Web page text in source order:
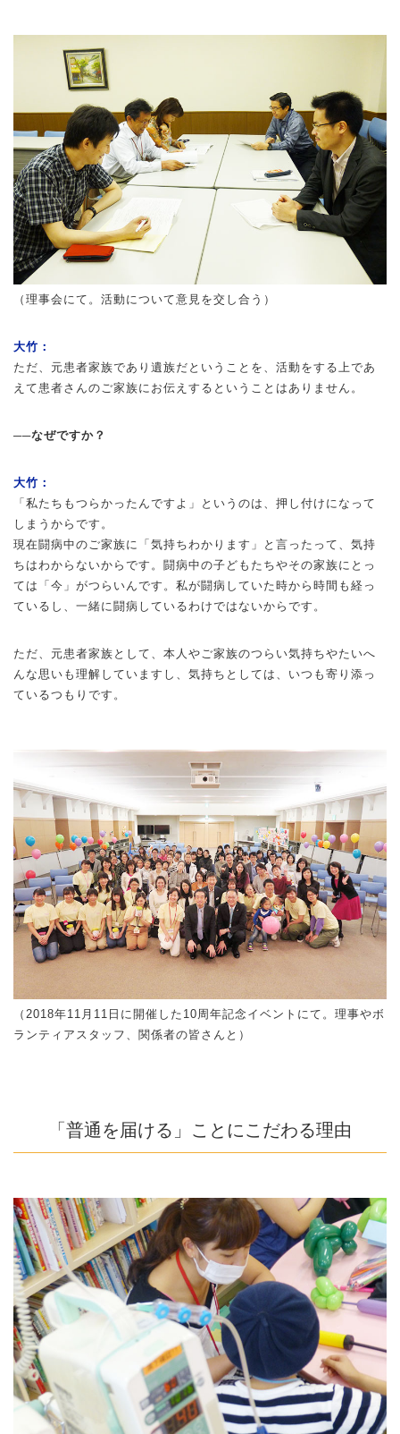
（理事会にて。活動について意見を交し合う）
大竹：
ただ、元患者家族であり遺族だということを、活動をする上であ
えて患者さんのご家族にお伝えするということはありません。
──なぜですか？
大竹：
「私たちもつらかったんですよ」というのは、押し付けになって
しまうからです。
現在闘病中のご家族に「気持ちわかります」と言ったって、気持
ちはわからないからです。闘病中の子どもたちやその家族にとっ
ては「今」がつらいんです。私が闘病していた時から時間も経っ
ているし、一緒に闘病しているわけではないからです。
ただ、元患者家族として、本人やご家族のつらい気持ちやたいへ
んな思いも理解していますし、気持ちとしては、いつも寄り添っ
ているつもりです。
（2018年11月11日に開催した10周年記念イベントにて。理事やボ
ランティアスタッフ、関係者の皆さんと）
「普通を届ける」ことにこだわる理由